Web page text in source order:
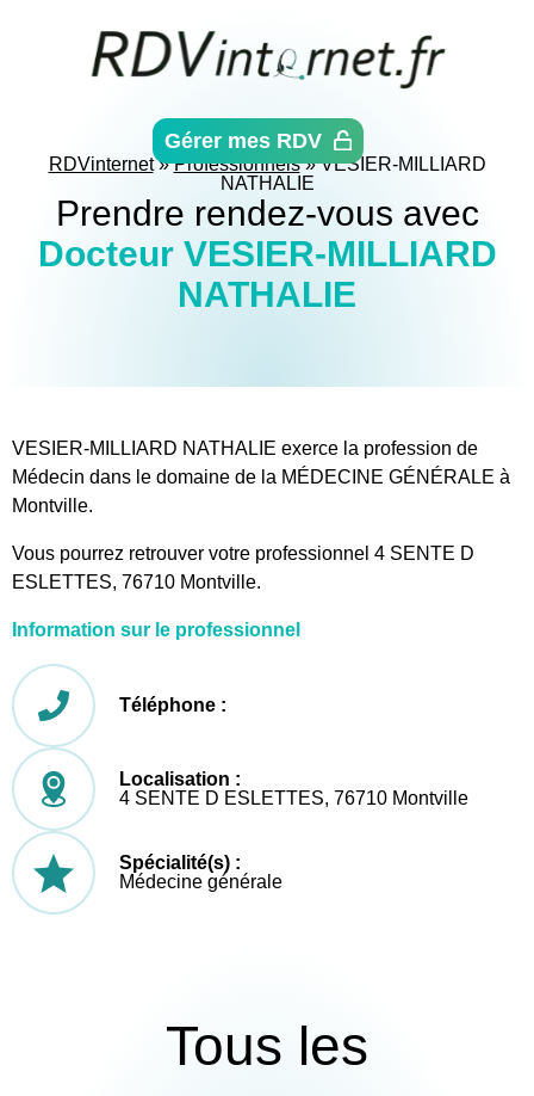
Gérer mes RDV
RDVinternet»Professionnels»VESIER-MILLIARD
NATHALIE
Prendre rendez-vous avec
Docteur VESIER-MILLIARD
NATHALIE
VESIER-MILLIARD NATHALIE exerce la profession de
Médecin dans le domaine de la MÉDECINE GÉNÉRALE à
Montville.
Vous pourrez retrouver votre professionnel 4 SENTE D
ESLETTES, 76710 Montville.
Information sur le professionnel
Téléphone :
Localisation :
4 SENTE D ESLETTES, 76710 Montville
Spécialité(s) :
Médecine générale
Tous les